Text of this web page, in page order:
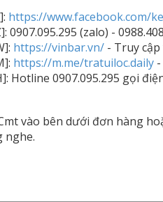
https://www.facebook.com/
0907.095.295 (zalo) -
https://vinbar.vn/ - Truy
https://m.me/tratuiloc.daily
Hotline 0907.095.295 gọi
vào bên dưới đơn hàng
nghe.